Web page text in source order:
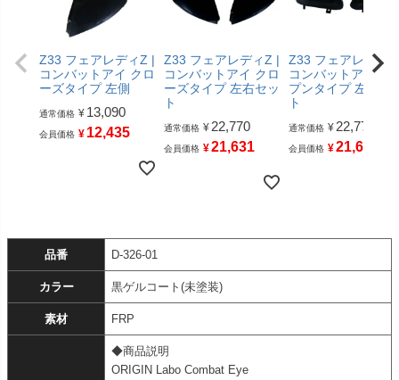
Z33 フェアレディZ |
コンバットアイ クロ
ーズタイプ 左側
通常価格 ¥ 13,090
会員価格 ¥ 12,435
Z33 フェアレディZ |
コンバットアイ クロ
ーズタイプ 左右セッ
ト
通常価格 ¥ 22,770
会員価格 ¥21,631
Z33 フェアレディ
コンバットアイ オ
プンタイプ 左右セ
ト
通常価格 ¥ 22,770
会員価格 ¥21,631
品番 D-326-01
カラー 黒ゲルコート(未塗装)
素材 FRP
◆商品説明
ORIGIN Labo Combat Eye